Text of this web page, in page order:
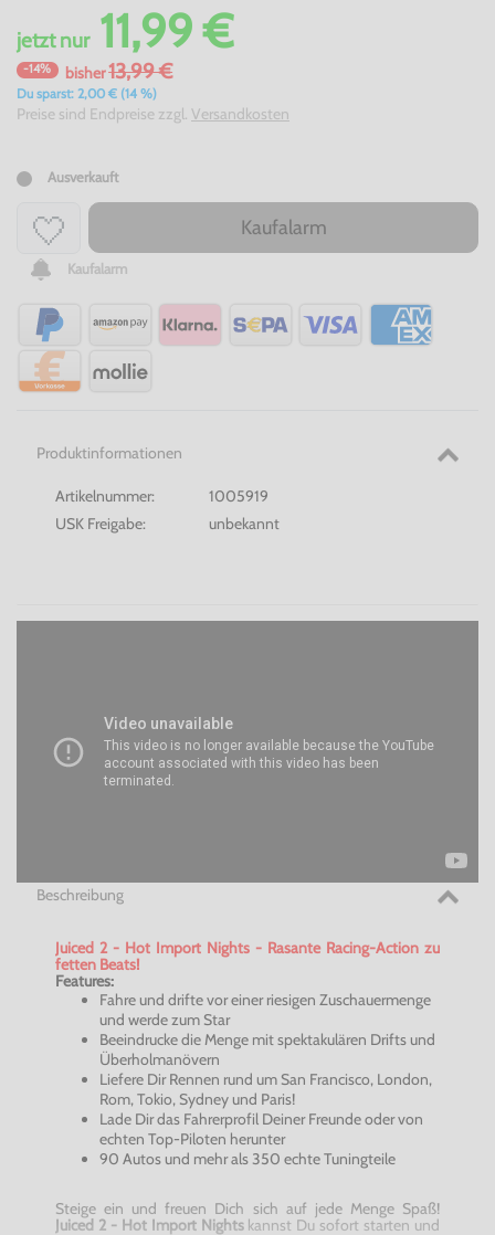
jetztnur11,99 €
-14% bisher13,99 €
Du sparst: 2,00 € (14 %)
Preise sind Endpreise zzgl. Versandkosten
Ausverkauft
Kaufalarm
Kaufalarm
Produktinformationen
Artikelnummer:
1005919
USK Freigabe:
unbekannt
Beschreibung
Juiced 2 - Hot Import Nights - Rasante Racing-Action zu
fetten Beats!
Features:
Fahre und drifte vor einer riesigen Zuschauermenge
und werde zum Star
Beeindrucke die Menge mit spektakulären Drifts und
Überholmanövern
Liefere Dir Rennen rund um San Francisco, London,
Rom, Tokio, Sydney und Paris!
Lade Dir das Fahrerprofil Deiner Freunde oder von
echten Top-Piloten herunter
90 Autos und mehr als 350 echte Tuningteile
Steige ein und freuen Dich sich auf jede Menge Spaß!
Juiced 2 - Hot Import Nightskannst Du sofort starten und